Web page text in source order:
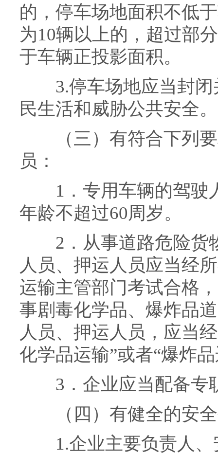
的，停车场地面积不低
为10辆以上的，超过部
于车辆正投影面积。
3.停车场地应当封闭
民生活和威胁公共安全。
（三）有符合下列要
员：
1．专用车辆的驾驶
年龄不超过60周岁。
2．从事道路危险货
人员、押运人员应当经
运输主管部门考试合格
事剧毒化学品、爆炸品
人员、押运人员，应当
化学品运输”或者“爆炸
3．企业应当配备专
（四）有健全的安全
1.企业主要负责人、